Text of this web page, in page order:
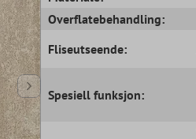
Overflatebehandling:
Fliseutseende:
Spesiell funksjon: